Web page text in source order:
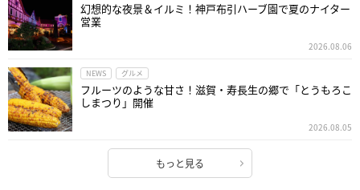
幻想的な夜景＆イルミ！神戸布引ハーブ園で夏のナイター
営業
2026.08.06
NEWS グルメ
フルーツのような甘さ！滋賀・寿長生の郷で「とうもろこ
しまつり」開催
2026.08.05
もっと見る